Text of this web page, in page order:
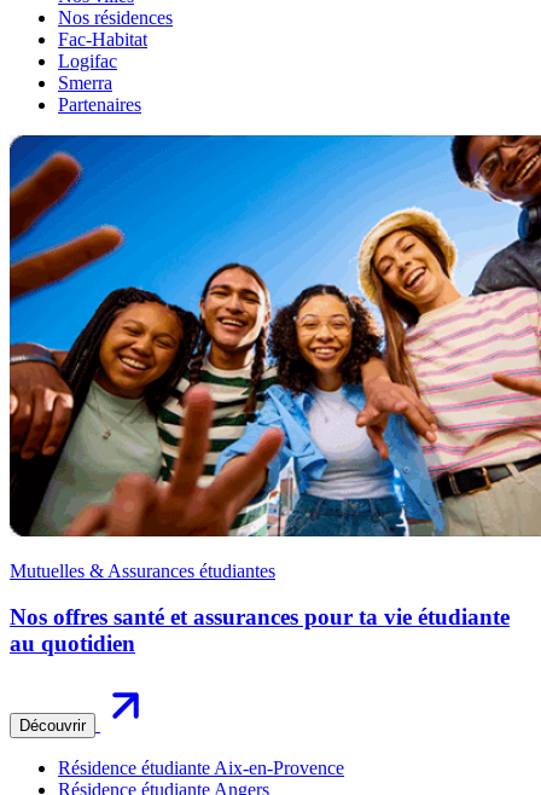
Nos résidences
Fac-Habitat
Logifac
Smerra
Partenaires
Mutuelles & Assurances étudiantes
Nos offres santé et assurances pour ta vie étudiante
au quotidien
Découvrir
Résidence étudiante Aix-en-Provence
Résidence étudiante Angers